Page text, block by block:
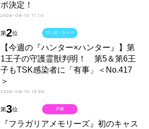
ボ決定！
2026-08-10 11:10
第2位
【今週の『ハンター×ハンター』】第
1王子の守護霊獣判明！ 第5＆第6王
子もTSK感染者に「有事」＜No.417
＞
2026-08-10 13:30
マンガ・ラノベ
第3位
『フラガリアメモリーズ』初のキャス
声優